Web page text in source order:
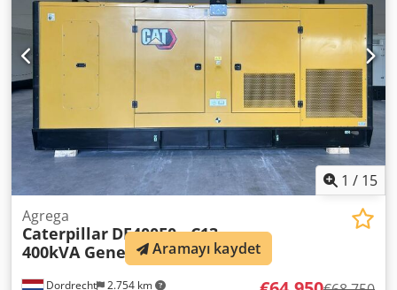
1 / 15
Dordrecht 2.754 km
Agrega
Caterpillar DE400E0 - C13 -
400kVA Generator - DPX-18023
Aramayı kaydet